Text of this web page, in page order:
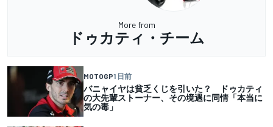
More from
ドゥカティ・チーム
MOTOGP1 日前
バニャイヤは貧乏くじを引いた？ ドゥカティ
の大先輩ストーナー、その境遇に同情「本当に
気の毒」